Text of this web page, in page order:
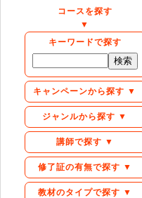
コースを探す
▼
キーワードで探す
キャンペーンから探す ▼
ジャンルから探す ▼
講師で探す ▼
修了証の有無で探す ▼
教材のタイプで探す ▼